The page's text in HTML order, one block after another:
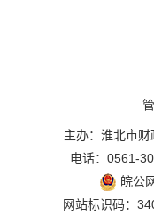
主办：淮北市财
电话：0561-
皖公
网站标识码：